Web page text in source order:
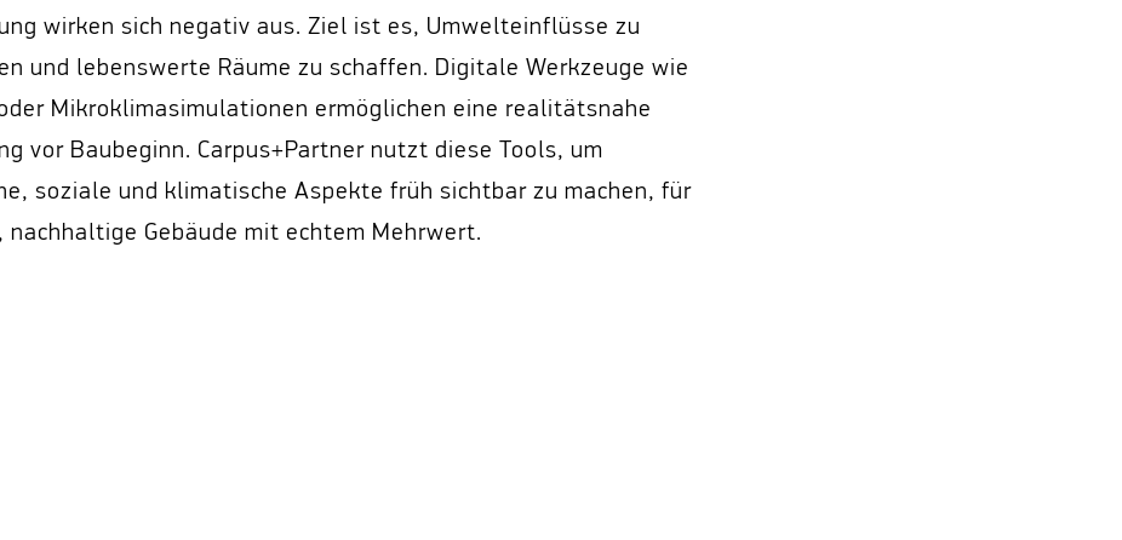
wirken sich negativ aus. Ziel ist es, Umwelteinflüsse zu
und lebenswerte Räume zu schaffen. Digitale Werkzeuge wie
Mikroklimasimulationen ermöglichen eine realitätsnahe
vor Baubeginn. Carpus+Partner nutzt diese Tools, um
soziale und klimatische Aspekte früh sichtbar zu machen, für
nachhaltige Gebäude mit echtem Mehrwert.